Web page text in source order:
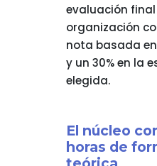
evaluación
organización
nota basada
y un 30% en la
elegida.
El núcleo
horas de